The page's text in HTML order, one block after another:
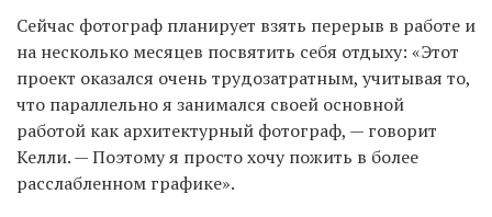
Сейчас фотограф планирует взять перерыв в работе и
на несколько месяцев посвятить себя отдыху: «Этот
проект оказался очень трудозатратным, учитывая то,
что параллельно я занимался своей основной
работой как архитектурный фотограф, — говорит
Келли. — Поэтому я просто хочу пожить в более
расслабленном графике».